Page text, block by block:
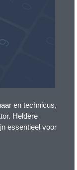
en technicus,
Heldere
essentieel voor